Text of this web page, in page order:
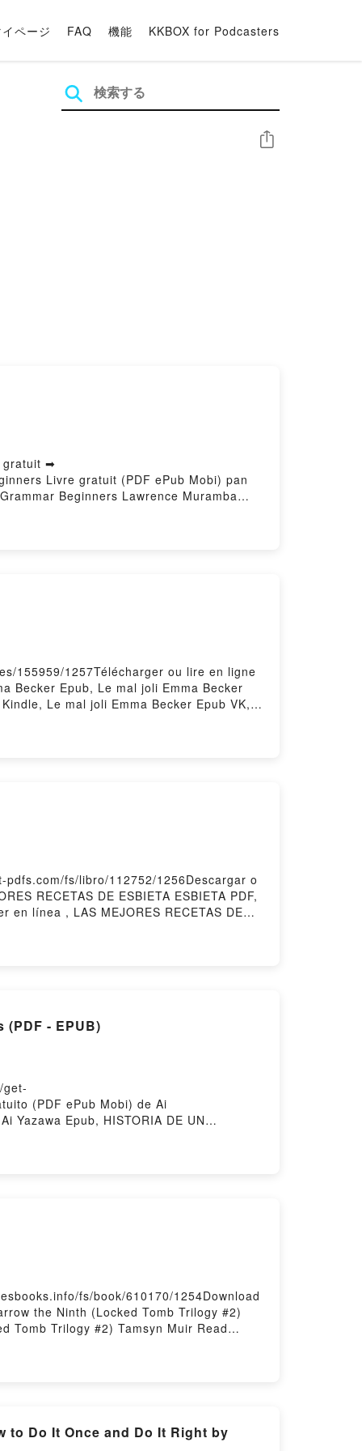
イページ FAQ 機能 KKBOX for Podcasters
シェア
gratuit ➡
Livre gratuit (PDF ePub Mobi) pan
Beginners Lawrence Muramba
Lawrence Muramba Kindle, A
155959/1257Télécharger ou lire en ligne
Becker Epub, Le mal joli Emma Becker
Le mal joli Emma Becker Epub VK,
pdfs.com/fs/libro/112752/1256Descargar o
RECETAS DE ESBIETA ESBIETA PDF,
en línea , LAS MEJORES RECETAS DE
gratisPowered by Firstory Hosting
(PDF - EPUB)
get-
(PDF ePub Mobi) de Ai
Yazawa Epub, HISTORIA DE UN
Nº 04/04 Ai Yazawa Epub VK,
fs/book/610170/1254Download
the Ninth (Locked Tomb Trilogy #2)
Tomb Trilogy #2) Tamsyn Muir Read
Epub VK, Harrow the Ninth (Locked
to Do It Once and Do It Right by